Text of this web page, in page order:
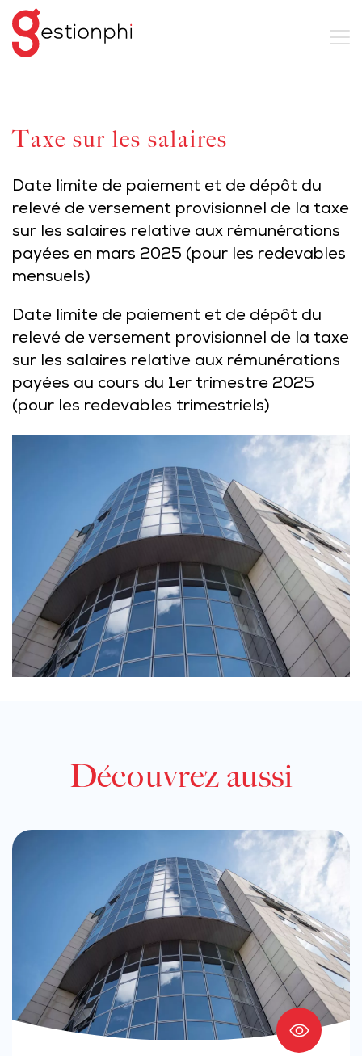
Taxe sur les salaires
Date limite de paiement et de dépôt du
relevé de versement provisionnel de la taxe
sur les salaires relative aux rémunérations
payées en mars 2025 (pour les redevables
mensuels)
Date limite de paiement et de dépôt du
relevé de versement provisionnel de la taxe
sur les salaires relative aux rémunérations
payées au cours du 1er trimestre 2025
(pour les redevables trimestriels)
Découvrez aussi